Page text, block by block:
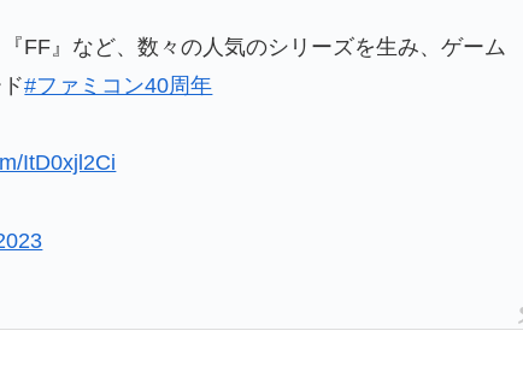
FF』など、数々の人気のシリーズを生み、ゲーム
#ファミコン40周年
ItD0xjl2Ci